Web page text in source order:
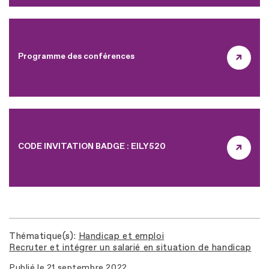
Programme des conférences
CODE INVITATION BADGE : EILY520
Thématique(s) Handicap et emploi
Recruter et intégrer un salarié en situation de handicap